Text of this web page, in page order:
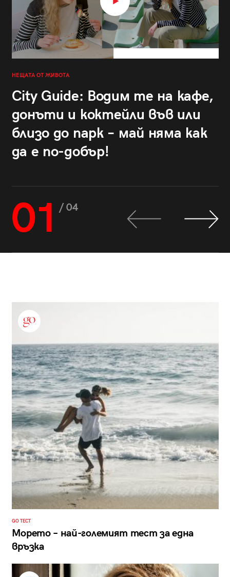
НЕЩАТА ОТ ЖИВОТА
City Guide: Водим те на кафе,
донъти и коктейли във или
близо до парк – май няма как
да е по-добър!
01 / 04
GO ТЕСТ
Морето – най-големият тест за една
връзка